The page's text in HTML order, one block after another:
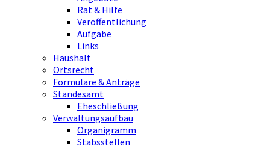
Rat & Hilfe
Veröffentlichung
Aufgabe
Links
Haushalt
Ortsrecht
Formulare & Anträge
Standesamt
Eheschließung
Verwaltungsaufbau
Organigramm
Stabsstellen